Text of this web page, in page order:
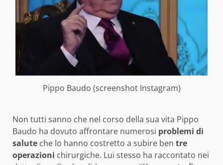
Pippo Baudo (screenshot Instagram)
Non tutti sanno che nel corso della sua vita Pippo
Baudo ha dovuto affrontare numerosi problemi di
salute che lo hanno costretto a subire ben tre
operazioni chirurgiche. Lui stesso ha raccontato nei